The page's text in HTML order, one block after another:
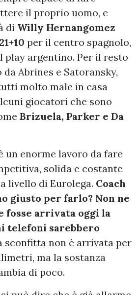
il proprio uomo, e
di Willy Hernangomez
21+10 per il centro spagnolo,
play argentino. Per il resto
Abrines e Satoransky,
molto male in casa
giocatori che sono
Brizuela, Parker e Da
un enorme lavoro da fare
solida e costante
livello di Eurolega. Coach
giusto per farlo? Non ne
fosse arrivata oggi la
telefoni sarebbero
sconfitta non è arrivata per
ma la sostanza
di poco.